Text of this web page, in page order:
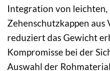
Integration von
Zehenschutzkappen
reduziert das Gewicht
Kompromisse bei der
Auswahl der